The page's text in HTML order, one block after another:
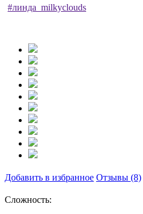
#линда_milkyclouds
Добавить в избранное Отзывы (8)
Сложность: